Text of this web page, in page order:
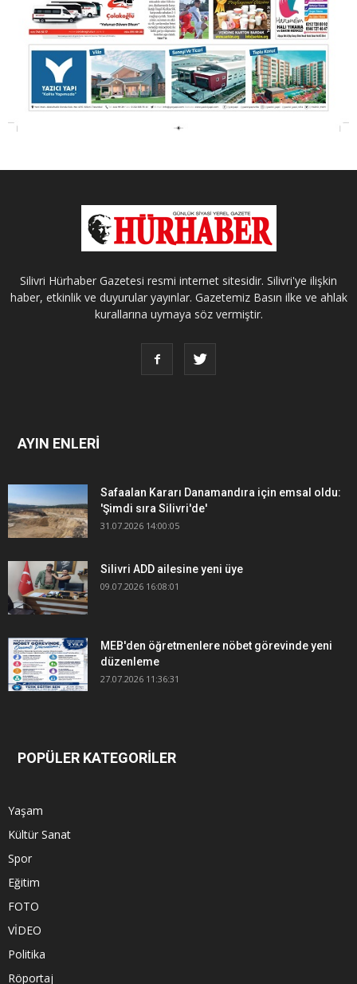
Silivri Hürhaber Gazetesi resmi internet sitesidir. Silivri'ye ilişkin
haber, etkinlik ve duyurular yayınlar. Gazetemiz Basın ilke ve ahlak
kurallarına uymaya söz vermiştir.
AYIN ENLERİ
Safaalan Kararı Danamandıra için emsal oldu:
'Şimdi sıra Silivri'de'
31.07.2026 14:00:05
Silivri ADD ailesine yeni üye
09.07.2026 16:08:01
MEB'den öğretmenlere nöbet görevinde yeni
düzenleme
27.07.2026 11:36:31
POPÜLER KATEGORİLER
Yaşam
Kültür Sanat
Spor
Eğitim
FOTO
VİDEO
Politika
Röportaj